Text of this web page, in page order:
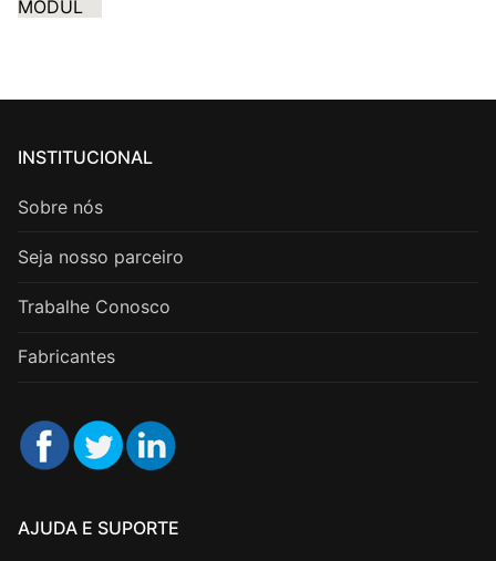
INSTITUCIONAL
Sobre nós
Seja nosso parceiro
Trabalhe Conosco
Fabricantes
AJUDA E SUPORTE